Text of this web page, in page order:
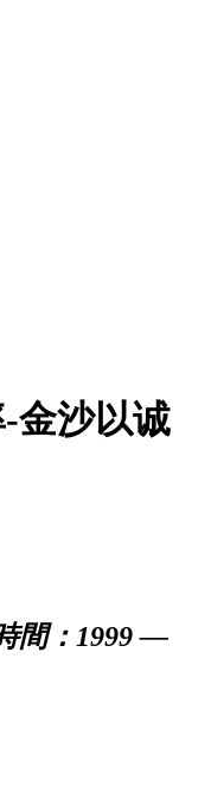
金沙以诚
間：1999 —